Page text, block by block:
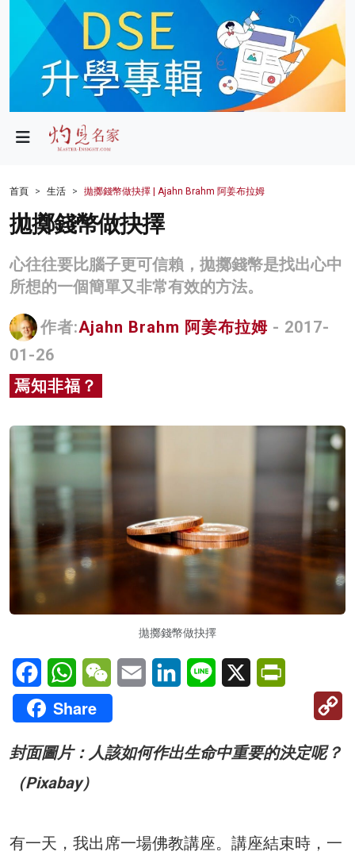
政局
財經
生活
商業
科技
影片
名家榜
關於我們
首頁 生活 拋擲錢幣做抉擇 | Ajahn Brahm 阿姜布拉姆
拋擲錢幣做抉擇
心往往要比腦子更可信賴，拋擲錢幣是找出心中
所想的一個簡單又非常有效的方法。
作者:Ajahn Brahm 阿姜布拉姆 - 2017-
01-26
焉知非福？
拋擲錢幣做抉擇
FacebookWhatsAppWeChatEmail LinkedInLine X
Share
封面圖片：人該如何作出生命中重要的決定呢？
（Pixabay）
有一天，我出席一場佛教講座。講座結束時，一